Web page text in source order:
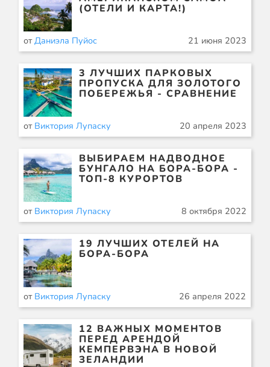
(ОТЕЛИ И КАРТА!)
отДаниэла Пуйос 21 июня 2023
3 ЛУЧШИХ ПАРКОВЫХ
ПРОПУСКА ДЛЯ ЗОЛОТОГО
ПОБЕРЕЖЬЯ - СРАВНЕНИЕ
от Виктория Лупаску 20 апреля 2023
ВЫБИРАЕМ НАДВОДНОЕ
БУНГАЛО НА БОРА-БОРА -
ТОП-8 КУРОРТОВ
от Виктория Лупаску 8 октября 2022
19 ЛУЧШИХ ОТЕЛЕЙ НА
БОРА-БОРА
от Виктория Лупаску 26 апреля 2022
12 ВАЖНЫХ МОМЕНТОВ
ПЕРЕД АРЕНДОЙ
КЕМПЕРВЭНА В НОВОЙ
ЗЕЛАНДИИ